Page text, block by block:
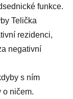
funkce.
Telička
rezidenci,
negativní
s ním
o ničem.